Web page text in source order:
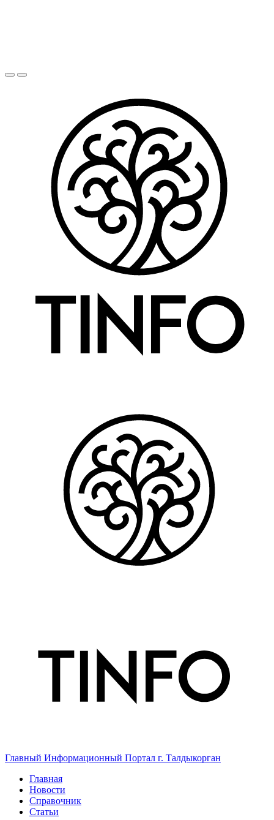
Главный Информационный Портал г. Талдыкорган
Главная
Новости
Справочник
Статьи